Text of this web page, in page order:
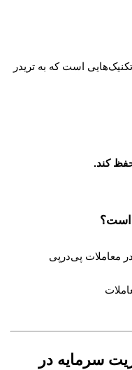
است که به تریدر
کند.
سرمایه در